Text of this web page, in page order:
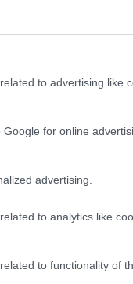
to advertising like
for online
advertising.
to analytics like
to functionality of